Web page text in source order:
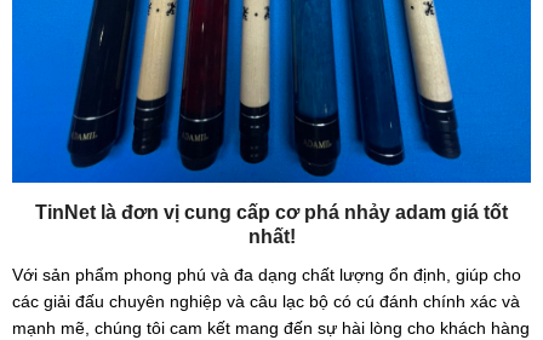
TinNet là đơn vị cung cấp cơ phá nhảy adam giá tốt
nhất!
Với sản phẩm phong phú và đa dạng chất lượng ổn định, giúp cho
các giải đấu chuyên nghiệp và câu lạc bộ có cú đánh chính xác và
mạnh mẽ, chúng tôi cam kết mang đến sự hài lòng cho khách hàng